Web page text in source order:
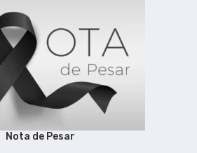
Nota de Pesar